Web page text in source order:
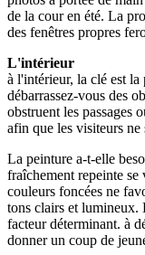
de la cour en été. La
des fenêtres propres
L'intérieur
à l'intérieur, la clé est la
débarrassez-vous des
obstruent les passages
afin que les visiteurs ne
La peinture a-t-elle
fraîchement repeinte se
couleurs foncées ne
tons clairs et lumineux.
facteur déterminant. à
donner un coup de